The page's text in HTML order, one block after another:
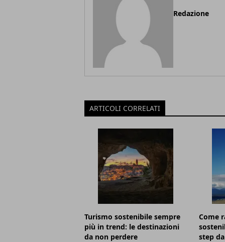
Redazione
ARTICOLI CORRELATI
Turismo sostenibile sempre
più in trend: le destinazioni
da non perdere
Come
step